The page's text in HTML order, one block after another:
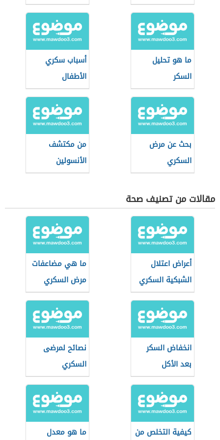
ما هو تحليل
السكر
أسباب سكري
الأطفال
بحث عن مرض
السكري
من مكتشف
الأنسولين
مقالات من تصنيف صحة
أعراض اعتلال
الشبكية السكري
ما هي مضاعفات
مرض السكري
انخفاض السكر
بعد الأكل
نصائح لمرضى
السكري
كيفية التخلص من
ما هو معدل